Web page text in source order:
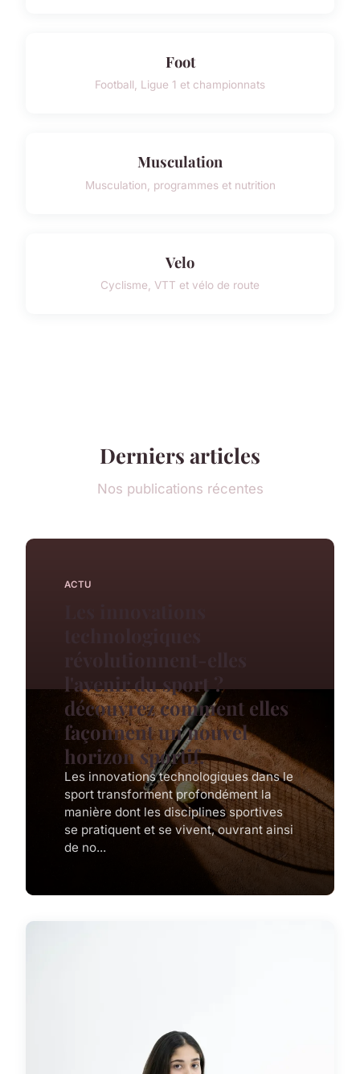
Foot
Football, Ligue 1 et championnats
Musculation
Musculation, programmes et nutrition
Velo
Cyclisme, VTT et vélo de route
Derniers articles
Nos publications récentes
ACTU
l'avenir du sport ?
découvrez comment elles
façonnent un nouvel
horizon sportif.
Les innovations technologiques dans le
sport transforment profondément la
manière dont les disciplines sportives
se pratiquent et se vivent, ouvrant ainsi
de no...